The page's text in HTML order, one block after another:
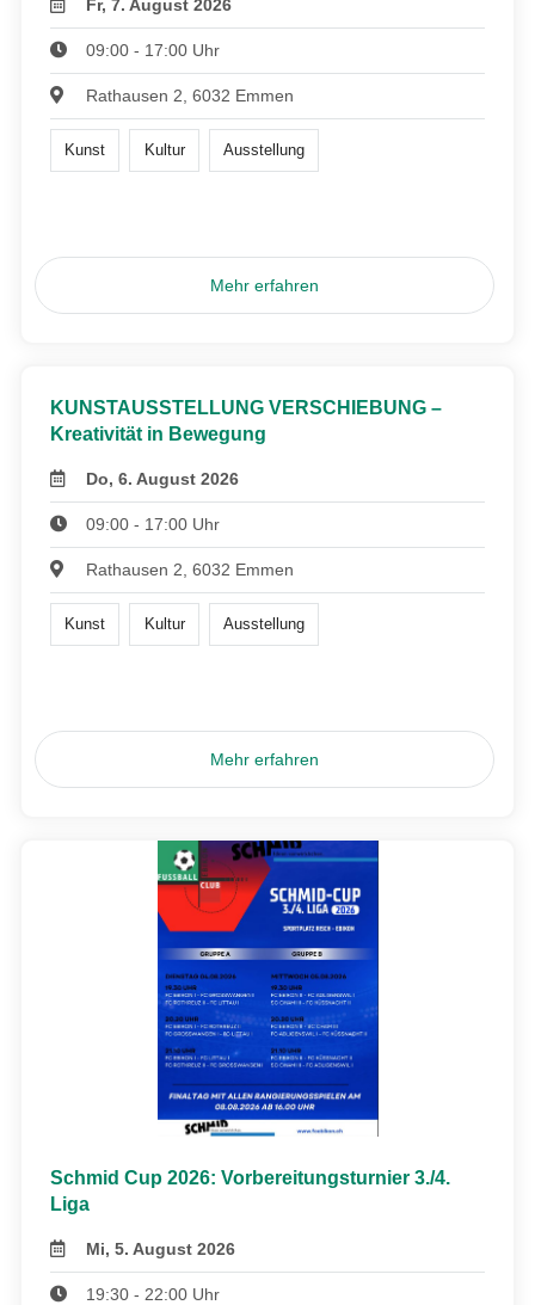
Fr, 7. August 2026
09:00 - 17:00 Uhr
Rathausen 2, 6032 Emmen
Kunst Kultur Ausstellung
Mehr erfahren
KUNSTAUSSTELLUNG VERSCHIEBUNG –
Kreativität in Bewegung
Do, 6. August 2026
09:00 - 17:00 Uhr
Rathausen 2, 6032 Emmen
Kunst Kultur Ausstellung
Mehr erfahren
Schmid Cup 2026: Vorbereitungsturnier 3./4.
Liga
Mi, 5. August 2026
19:30 - 22:00 Uhr